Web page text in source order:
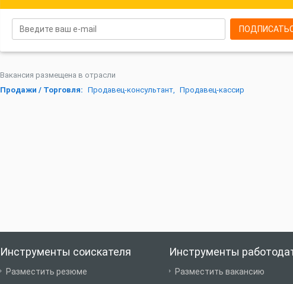
Вакансия размещена в отрасли
Продажи / Торговля: Продавец-консультант, Продавец-кассир
Инструменты соискателя
Разместить резюме
Инструменты
Разместить вакансию